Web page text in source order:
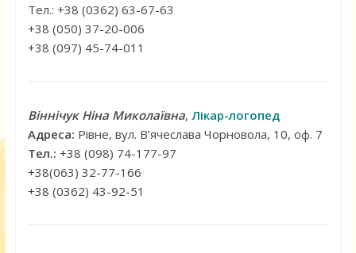
Тел.: +38 (0362) 63-67-63
+38 (050) 37-20-006
+38 (097) 45-74-011
Віннічук Ніна Миколаївна, Лікар-логопед
Адреса: Рівне, вул. В’ячеслава Чорновола, 10, оф. 7
Тел.: +38 (098) 74-177-97
+38(063) 32-77-166
+38 (0362) 43-92-51